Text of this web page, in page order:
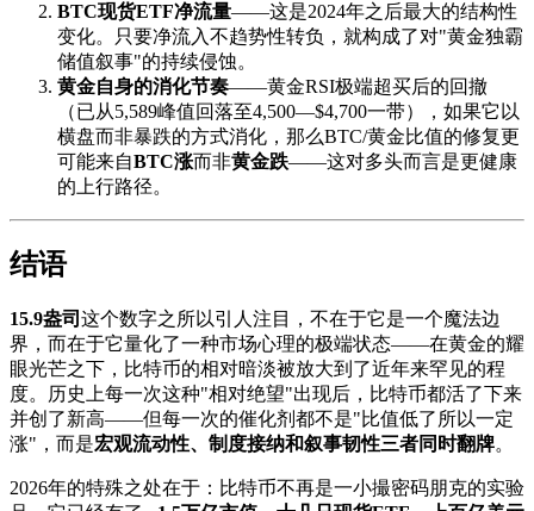
BTC现货ETF净流量——这是2024年之后最大的结构性
变化。只要净流入不趋势性转负，就构成了对"黄金独霸
储值叙事"的持续侵蚀。
黄金自身的消化节奏——黄金RSI极端超买后的回撤
（已从5,589峰值回落至4,500—$4,700一带），如果它以
横盘而非暴跌的方式消化，那么BTC/黄金比值的修复更
可能来自BTC涨而非黄金跌——这对多头而言是更健康
的上行路径。
结语
15.9盎司 这个数字之所以引人注目，不在于它是一个魔法边
界，而在于它量化了一种市场心理的极端状态——在黄金的耀
眼光芒之下，比特币的相对暗淡被放大到了近年来罕见的程
度。历史上每一次这种"相对绝望"出现后，比特币都活了下来
并创了新高——但每一次的催化剂都不是"比值低了所以一定
涨"，而是宏观流动性、制度接纳和叙事韧性三者同时翻牌。
2026年的特殊之处在于：比特币不再是一小撮密码朋克的实验